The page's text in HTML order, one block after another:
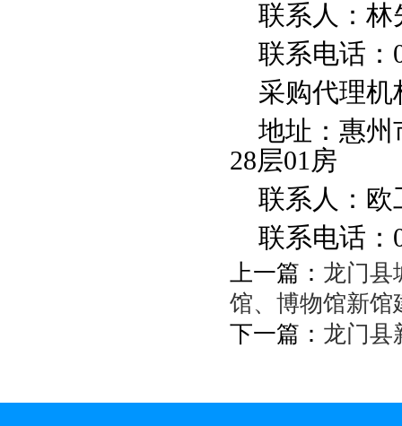
联系人：林
联系电话：
采购代理机
地址：惠州
28层01房
联系人：欧
联系电话：
上一篇： 龙门县
馆、博物馆新馆
下一篇： 龙门县